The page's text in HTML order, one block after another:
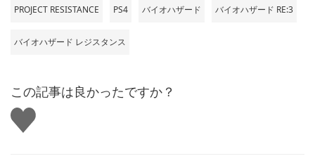
PROJECT RESISTANCE PS4 バイオハザード バイオハザード RE:3
バイオハザード レジスタンス
この記事は良かったですか？
い
い